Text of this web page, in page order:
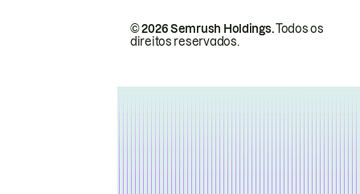
© 2026 Semrush Holdings.Todos os
direitos reservados.